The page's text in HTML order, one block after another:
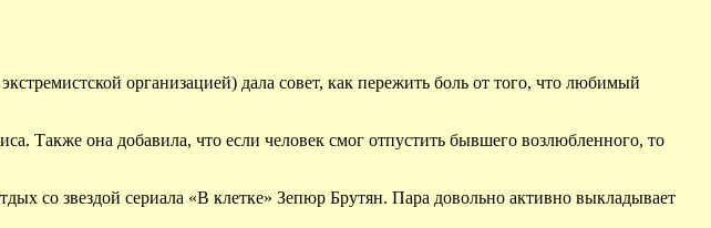
организацией) дала совет, как пережить боль от того, что любимый
Также она добавила, что если человек смог отпустить бывшего возлюбленного, то
со звездой сериала «В клетке» Зепюр Брутян. Пара довольно активно выкладывает